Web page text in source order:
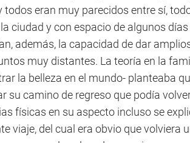
todos eran muy parecidos entre sí,
ciudad y con espacio de algunos
además, la capacidad de dar
muy distantes. La teoría en la
la belleza en el mundo- planteaba
su camino de regreso que podía
físicas en su aspecto incluso se
viaje, del cual era obvio que volviera